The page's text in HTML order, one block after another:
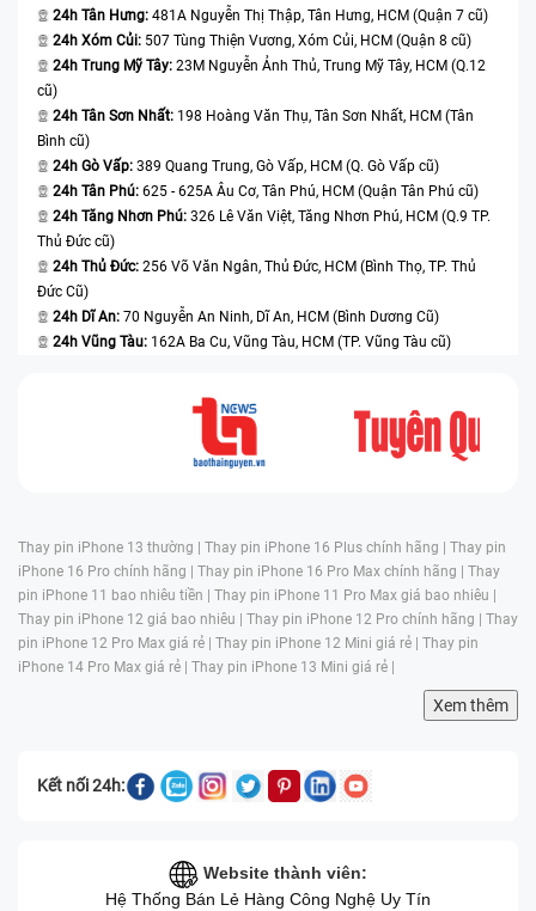
24h Tân Hưng: 481A Nguyễn Thị Thập, Tân Hưng, HCM (Quận 7 cũ)
24h Xóm Củi: 507 Tùng Thiện Vương, Xóm Củi, HCM (Quận 8 cũ)
24h Trung Mỹ Tây: 23M Nguyễn Ảnh Thủ, Trung Mỹ Tây, HCM (Q.12
cũ)
24h Tân Sơn Nhất: 198 Hoàng Văn Thụ, Tân Sơn Nhất, HCM (Tân
Bình cũ)
24h Gò Vấp: 389 Quang Trung, Gò Vấp, HCM (Q. Gò Vấp cũ)
24h Tân Phú: 625 - 625A Âu Cơ, Tân Phú, HCM (Quận Tân Phú cũ)
24h Tăng Nhơn Phú: 326 Lê Văn Việt, Tăng Nhơn Phú, HCM (Q.9 TP.
Thủ Đức cũ)
24h Thủ Đức: 256 Võ Văn Ngân, Thủ Đức, HCM (Bình Thọ, TP. Thủ
Đức Cũ)
24h Dĩ An: 70 Nguyễn An Ninh, Dĩ An, HCM (Bình Dương Cũ)
24h Vũng Tàu: 162A Ba Cu, Vũng Tàu, HCM (TP. Vũng Tàu cũ)
Thay pin iPhone 13 thường | Thay pin iPhone 16 Plus chính hãng | Thay pin
iPhone 16 Pro chính hãng | Thay pin iPhone 16 Pro Max chính hãng | Thay
pin iPhone 11 bao nhiêu tiền | Thay pin iPhone 11 Pro Max giá bao nhiêu |
Thay pin iPhone 12 giá bao nhiêu | Thay pin iPhone 12 Pro chính hãng | Thay
pin iPhone 12 Pro Max giá rẻ | Thay pin iPhone 12 Mini giá rẻ | Thay pin
iPhone 14 Pro Max giá rẻ | Thay pin iPhone 13 Mini giá rẻ |
Xem thêm
Kết nối 24h:
Website thành viên:
Hệ Thống Bán Lẻ Hàng Công Nghệ Uy Tín